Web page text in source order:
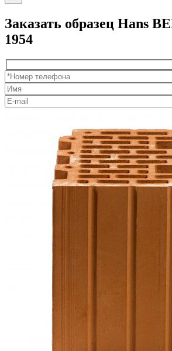
Заказать образец Hans
1954